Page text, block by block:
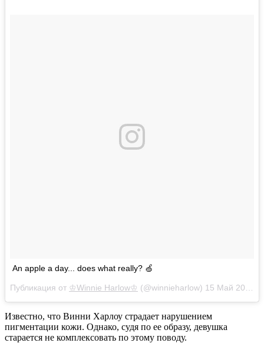
An apple a day... does what really? 🍏
Публикация от ♔Winnie Harlow♔ (@winnieharlow) 15 Май 2018 в 2:17 PDT
Известно, что Винни Харлоу страдает нарушением
пигментации кожи. Однако, судя по ее образу, девушка
старается не комплексовать по этому поводу.